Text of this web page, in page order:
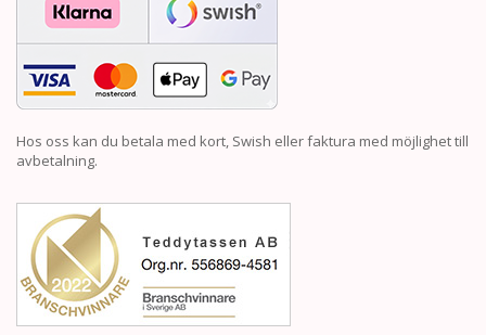
Hos oss kan du betala med kort, Swish eller faktura med möjlighet till
avbetalning.